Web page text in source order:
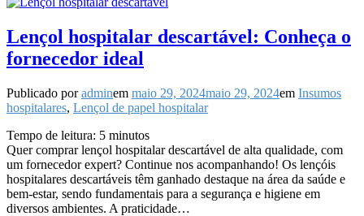
Lençol hospitalar descartável: Conheça o
fornecedor ideal
Publicado poradminem maio 29, 2024maio 29, 2024em Insumos
hospitalares, Lençol de papel hospitalar
Tempo de leitura: 5 minutos
Quer comprar lençol hospitalar descartável de alta qualidade, com
um fornecedor expert? Continue nos acompanhando! Os lençóis
hospitalares descartáveis têm ganhado destaque na área da saúde e
bem-estar, sendo fundamentais para a segurança e higiene em
diversos ambientes. A praticidade…